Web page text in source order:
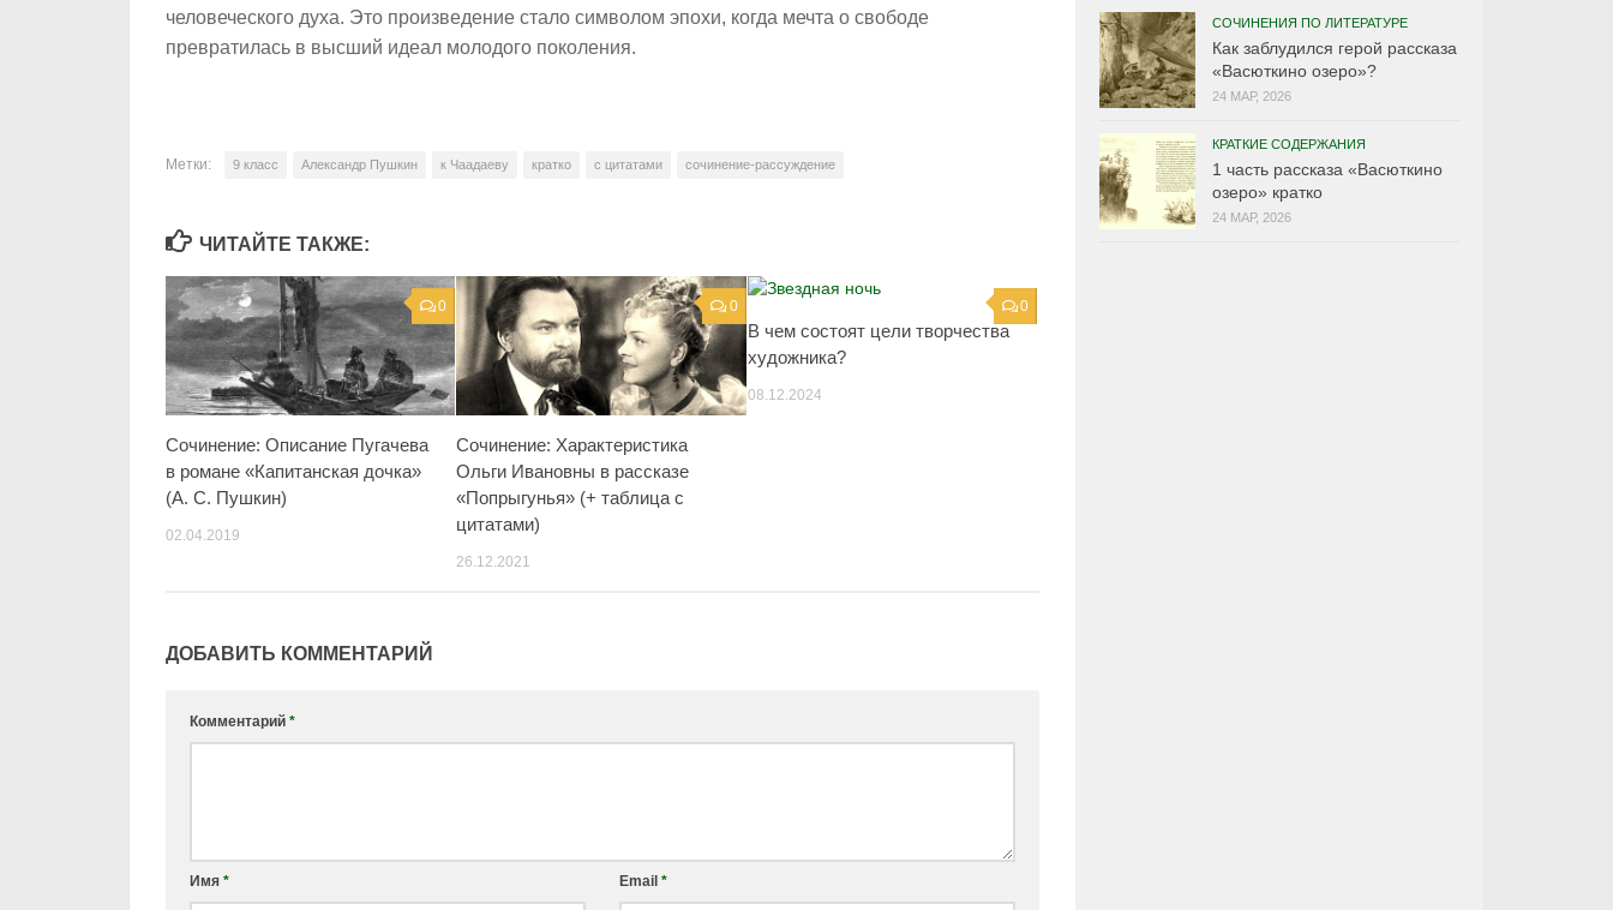
человеческого духа. Это произведение стало символом эпохи, когда мечта о свободе
превратилась в высший идеал молодого поколения.
Метки: 9 класс Александр Пушкин к Чаадаеву кратко с цитатами сочинение-рассуждение
ЧИТАЙТЕ ТАКЖЕ:
0
Сочинение: Описание Пугачева
в романе «Капитанская дочка»
(А. С. Пушкин)
02.04.2019
0
Сочинение: Характеристика
Ольги Ивановны в рассказе
«Попрыгунья» (+ таблица с
цитатами)
26.12.2021
0
В чем состоят цели творчества
художника?
08.12.2024
ДОБАВИТЬ КОММЕНТАРИЙ
Комментарий *
Имя * Email *
СОЧИНЕНИЯ ПО ЛИТЕРАТУРЕ
Как заблудился герой рассказа
«Васюткино озеро»?
24 МАР, 2026
КРАТКИЕ СОДЕРЖАНИЯ
1 часть рассказа «Васюткино
озеро» кратко
24 МАР, 2026